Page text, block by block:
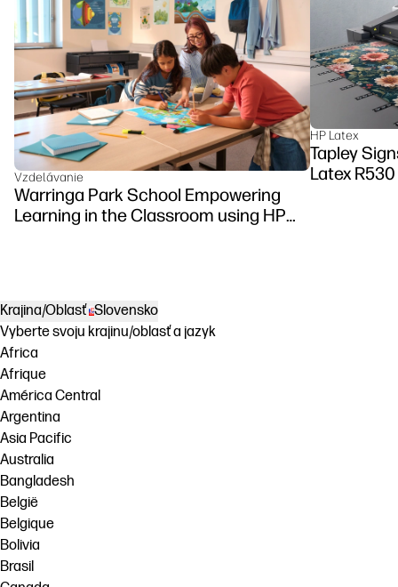
Vzdelávanie
Warringa Park School Empowering
Learning in the Classroom using HP
HP Latex
Tapley
Latex
Krajina/Oblasť Slovensko
Vyberte svoju krajinu/oblasť a jazyk
Africa
Afrique
América Central
Argentina
Asia Pacific
Australia
Bangladesh
België
Belgique
Bolivia
Brasil